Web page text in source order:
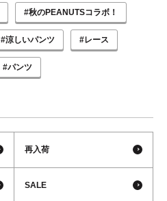
#秋のPEANUTSコラボ！
#涼しいパンツ #レース
#パンツ
再入荷
SALE